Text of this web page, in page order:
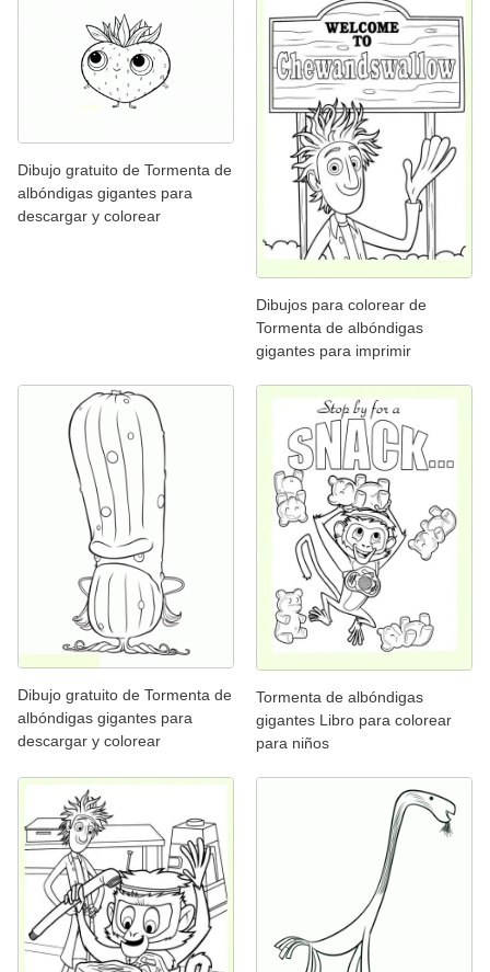
Dibujo gratuito de Tormenta de
albóndigas gigantes para
descargar y colorear
Dibujos para colorear de
Tormenta de albóndigas
gigantes para imprimir
Dibujo gratuito de Tormenta de
albóndigas gigantes para
descargar y colorear
Tormenta de albóndigas
gigantes Libro para colorear
para niños